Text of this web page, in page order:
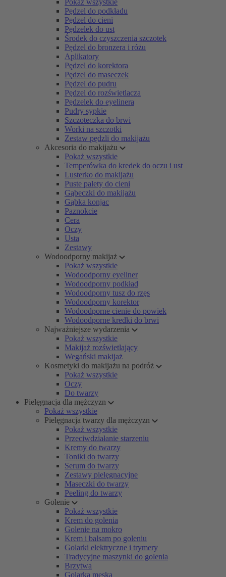
Pokaż wszystkie
Pędzel do podkładu
Pędzel do cieni
Pędzelek do ust
Środek do czyszczenia szczotek
Pędzel do bronzera i różu
Aplikatory
Pędzel do korektora
Pędzel do maseczek
Pędzel do pudru
Pędzel do rozświetlacza
Pędzelek do eyelinera
Pudry sypkie
Szczoteczka do brwi
Worki na szczotki
Zestaw pędzli do makijażu
Akcesoria do makijażu
Pokaż wszystkie
Temperówka do kredek do oczu i ust
Lusterko do makijażu
Puste palety do cieni
Gąbeczki do makijażu
Gąbka konjac
Paznokcie
Cera
Oczy
Usta
Zestawy
Wodoodporny makijaż
Pokaż wszystkie
Wodoodporny eyeliner
Wodoodporny podkład
Wodoodporny tusz do rzęs
Wodoodporny korektor
Wodoodporne cienie do powiek
Wodoodporne kredki do brwi
Najważniejsze wydarzenia
Pokaż wszystkie
Makijaż rozświetlający
Wegański makijaż
Kosmetyki do makijażu na podróż
Pokaż wszystkie
Oczy
Do twarzy
Pielęgnacja dla mężczyzn
Pokaż wszystkie
Pielęgnacja twarzy dla mężczyzn
Pokaż wszystkie
Przeciwdziałanie starzeniu
Kremy do twarzy
Toniki do twarzy
Serum do twarzy
Zestawy pielęgnacyjne
Maseczki do twarzy
Peeling do twarzy
Golenie
Pokaż wszystkie
Krem do golenia
Golenie na mokro
Krem i balsam po goleniu
Golarki elektryczne i trymery
Tradycyjne maszynki do golenia
Brzytwa
Golarka męska